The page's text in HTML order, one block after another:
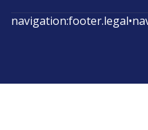
navigation:footer.legal•